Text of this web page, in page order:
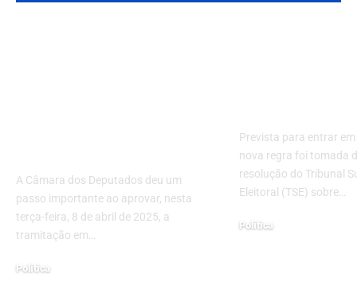
A Câmara dos Deputados deu um
passo importante ao aprovar, nesta
terça-feira, 8 de abril de 2025, a
tramitação em…
Política
Prevista para entrar
nova regra foi tomada
resolução do Tribunal
Eleitoral (TSE) sobre…
Política